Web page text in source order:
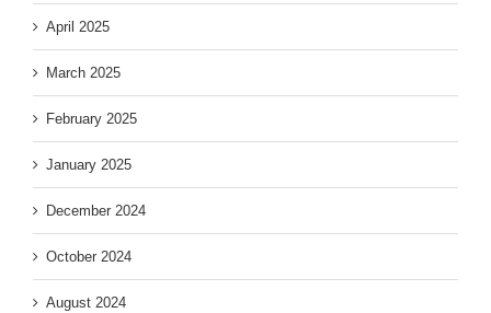
April 2025
March 2025
February 2025
January 2025
December 2024
October 2024
August 2024